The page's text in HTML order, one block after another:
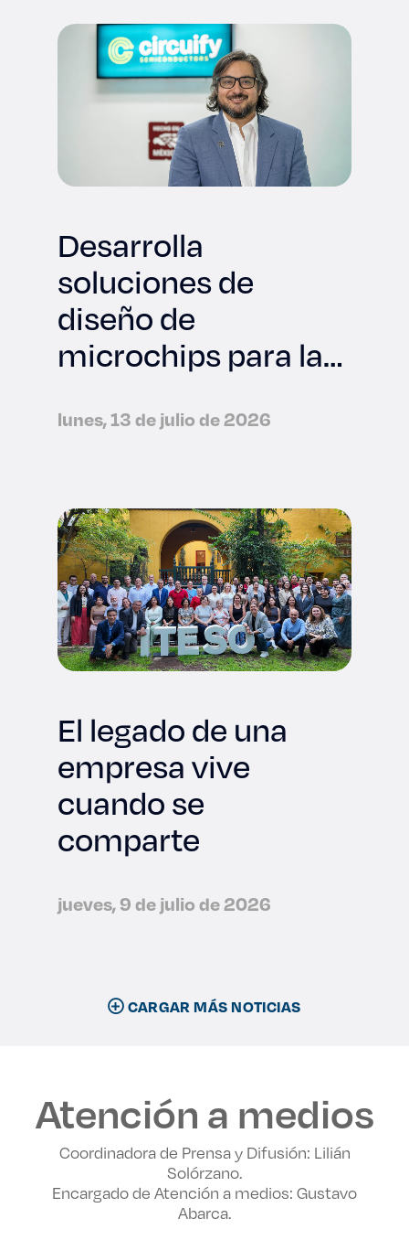
Desarrolla
soluciones de
diseño de
microchips para la
tecnológica
lunes, 13 de julio de 2026
El legado de una
empresa vive
cuando se
comparte
jueves, 9 de julio de 2026
CARGAR MÁS NOTICIAS
Atención a medios
Coordinadora de Prensa y Difusión: Lilián
Solórzano.
Encargado de Atención a medios: Gustavo
Abarca.